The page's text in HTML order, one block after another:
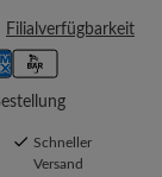
Filialverfügbarkeit
Schneller
Versand